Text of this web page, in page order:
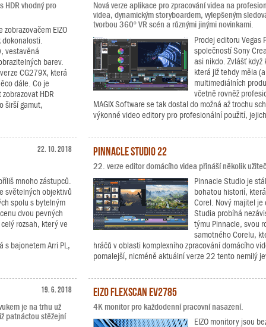
HDR vhodný pro
EIZO
vestavěná
barev.
CG279X, která
dále. Co je
HDR
širší gamut,
Nová verze aplikace pro zpracování videa na
videa, dynamickým storyboardem, vylepšeným
tvorbou 360º VR scén a různými jinými novinkami.
Prodej editoru Vegas
společností Sony
asi nikdo. Zvlášť když
která již tehdy měla
multimediálních
včetně rovněž
MAGIX Software se tak dostal do možná až trochu
výkonné video editory pro profesionální použití,
22. 10. 2018
mnoho zástupců.
světelných objektivů
spolu s bytelným
dvou pevných
rozsah, který ve
s bajonetem Arri PL,
Pinnacle Studio 22
22. verze editor domácího videa přináší několik
Pinnacle Studio je
bohatou historií,
Corel. Nový majitel je
Studia probíhá
týmu Pinnacle, svou
samotného Corelu,
hráčů v oblasti komplexního zpracování domácího
pomalejší, nicméně aktuální verze 22 tento nemilý
19. 6. 2018
je na trhu už
patnáctou stěžejní
EIZO FlexScan EV2785
4K monitor pro každodenní pracovní nasazení.
EIZO monitory jsou